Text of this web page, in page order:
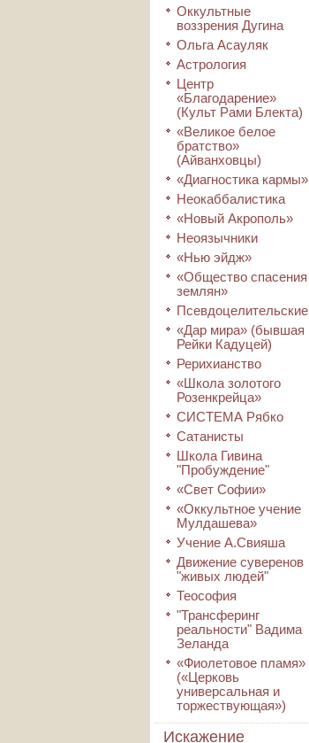
Оккультные
воззрения Дугина
Ольга Асауляк
Астрология
Центр
«Благодарение»
(Культ Рами Блекта)
«Великое белое
братство»
(Айванховцы)
«Диагностика кармы»
Неокаббалистика
«Новый Акрополь»
Неоязычники
«Нью эйдж»
«Общество спасения
землян»
Псевдоцелительские
«Дар мира» (бывшая
Рейки Кадуцей)
Рерихианство
«Школа золотого
Розенкрейца»
СИСТЕМА Рябко
Сатанисты
Школа Гивина
"Пробуждение"
«Свет Софии»
«Оккультное учение
Мулдашева»
Учение А.Свияша
Движение суверенов
"живых людей"
Теософия
"Трансферинг
реальности" Вадима
Зеланда
«Фиолетовое пламя»
(«Церковь
универсальная и
торжествующая»)
Искажение